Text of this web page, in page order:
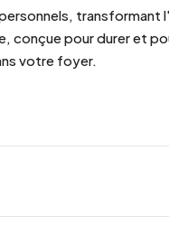
transformant
conçue pour durer et
votre foyer.